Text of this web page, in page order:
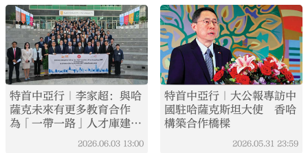
特首中亞行｜李家超：與哈
薩克未來有更多教育合作
為「一帶一路」人才庫建設
2026.06.03 13:00
特首中亞行｜大公報專訪中
國駐哈薩克斯坦大使 香哈
構築合作橋樑
2026.05.31 23:59